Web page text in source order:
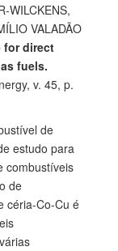
WILCKENS,
VALADÃO
for direct
fuels.
v. 45, p.
de
estudo para
combustíveis
de
céria-Co-Cu é